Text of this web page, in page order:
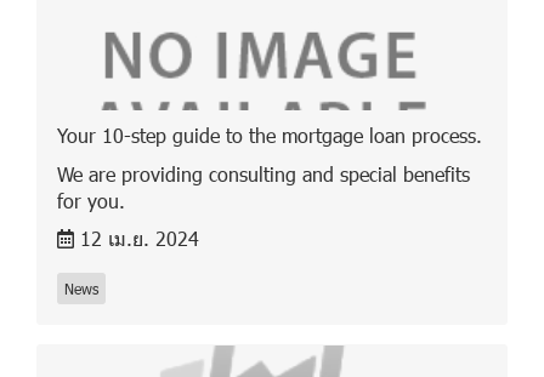
Your 10-step guide to the mortgage loan process.
We are providing consulting and special benefits
for you.
12 เม.ย. 2024
News